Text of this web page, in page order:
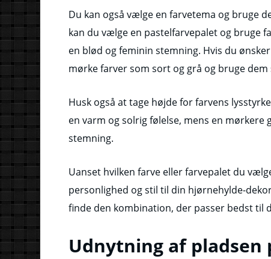
Du kan også vælge en farvetema og bruge
kan du vælge en pastelfarvepalet og bruge
en blød og feminin stemning. Hvis du
mørke farver som sort og grå og bruge
Husk også at tage højde for farvens
en varm og solrig følelse, mens en mørkere
stemning.
Uanset hvilken farve eller farvepalet du
personlighed og stil til din hjørnehylde-
finde den kombination, der passer bedst til
Udnytning af